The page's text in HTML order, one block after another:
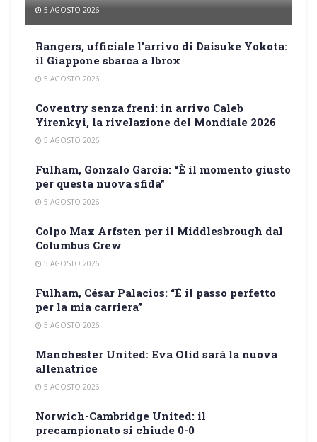
5 AGOSTO 2026
Rangers, ufficiale l’arrivo di Daisuke Yokota:
il Giappone sbarca a Ibrox
5 AGOSTO 2026
Coventry senza freni: in arrivo Caleb
Yirenkyi, la rivelazione del Mondiale 2026
5 AGOSTO 2026
Fulham, Gonzalo Garcia: “È il momento giusto
per questa nuova sfida”
5 AGOSTO 2026
Colpo Max Arfsten per il Middlesbrough dal
Columbus Crew
5 AGOSTO 2026
Fulham, César Palacios: “È il passo perfetto
per la mia carriera”
5 AGOSTO 2026
Manchester United: Eva Olid sarà la nuova
allenatrice
5 AGOSTO 2026
Norwich-Cambridge United: il
precampionato si chiude 0-0